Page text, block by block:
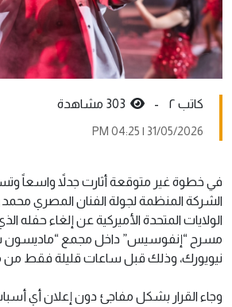
کاتب ٢ -
31/05/2026 | 04:25 PM
في خطوة غير متوقعة أثارت جدلاً واسعاً
الشركة المنظمة لجولة الفنان المصري محمد
الولايات المتحدة الأميركية عن إلغاء حفله
مسرح “إنفوسيس” داخل مجمع “ماديسون
نيويورك، وذلك قبل ساعات قليلة فقط من
وجاء القرار بشكل مفاجئ دون إعلان أي